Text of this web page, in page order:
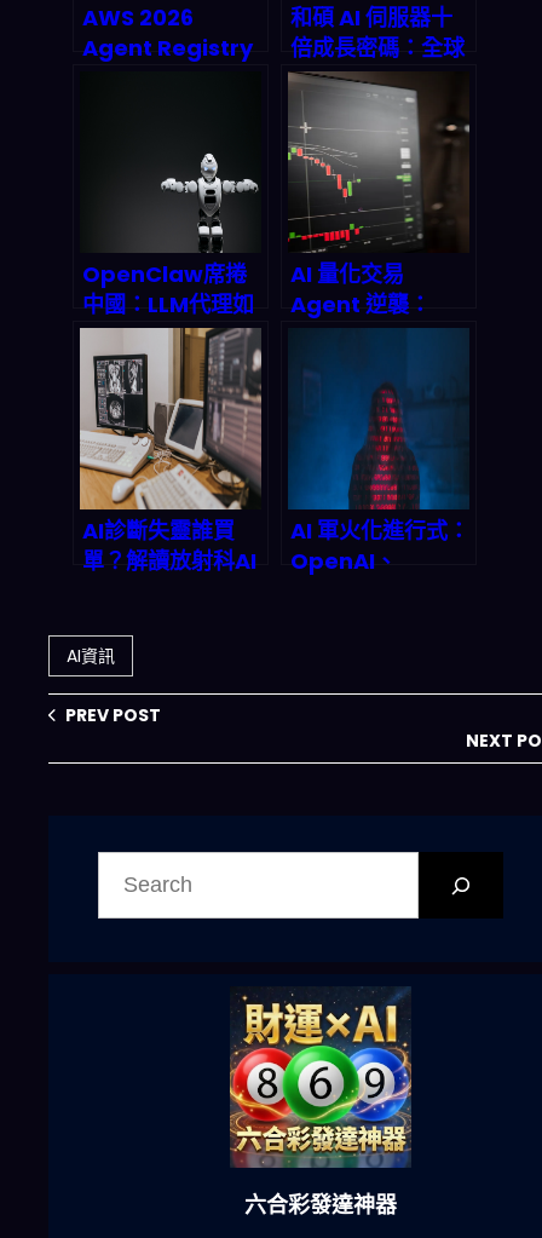
AWS 2026
Agent Registry
重塑企業自動化？
和碩 AI 伺服器十
倍成長密碼：全球
产能布局與
market timing
的完美化學作用
OpenClaw席捲
中國：LLM代理如
何重塑金融、電商
與政府，又將如何
被監管反噬？
AI 量化交易
Agent 逆襲：
Aaron Dishner
的全自治交易系統
如何改寫 2026 躺
平投資法則
AI診斷失靈誰買
單？解讀放射科AI
AI 軍火化進行式：
OpenAI、
AI資訊
PREV POST
NEXT
六合彩發達神器